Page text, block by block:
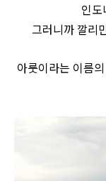
인
그러니까 깔리
아룻이라는 이름